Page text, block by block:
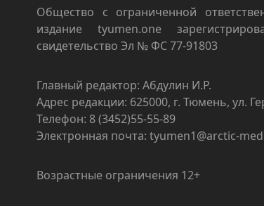
Общество с ограниченной
издание tyumen.one
свидетельство Эл № ФС 77-91803
Главный редактор: Абдулин И.Р.
Адрес редакции: 625000, г. Тюмень, ул.
Телефон: 8 (3452)55-55-89
Электронная почта: tyumen1@arctic-
Возрастные ограничения 12+